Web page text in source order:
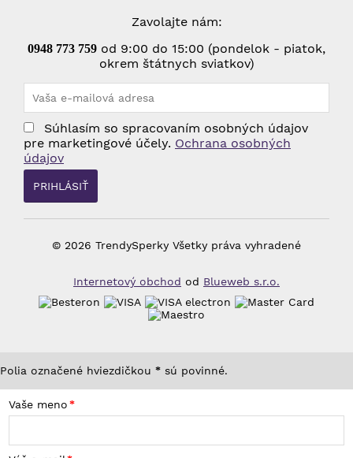
Zavolajte nám:
0948 773 759 od 9:00 do 15:00 (pondelok - piatok,
okrem štátnych sviatkov)
Súhlasím so spracovaním osobných údajov
pre marketingové účely. Ochrana osobných
údajov
© 2026 TrendySperky Všetky práva vyhradené
Internetový obchod od Blueweb s.r.o.
Polia označené hviezdičkou * sú povinné.
Vaše meno